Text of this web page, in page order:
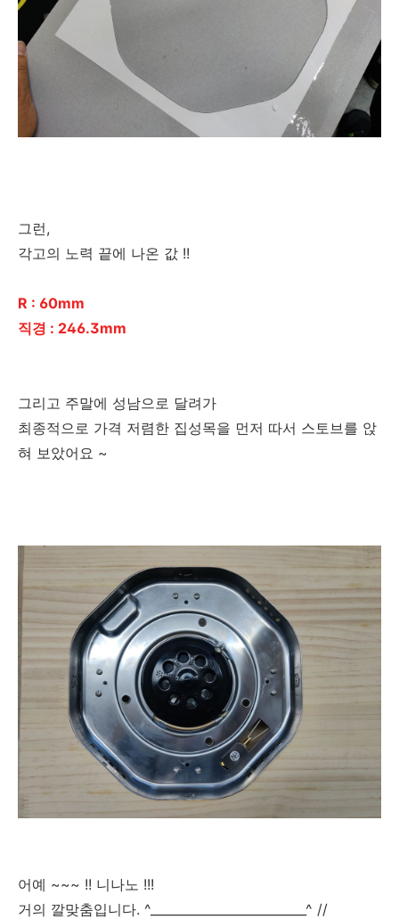
그런,
각고의 노력 끝에 나온 값 !!
R : 60mm
직경 : 246.3mm
그리고 주말에 성남으로 달려가
최종적으로 가격 저렴한 집성목을 먼저 따서 스토브를 앉
혀 보았어요 ~
어예 ~~~ !! 니나노 !!!
거의 깔맞춤입니다. ^_________________________^ //